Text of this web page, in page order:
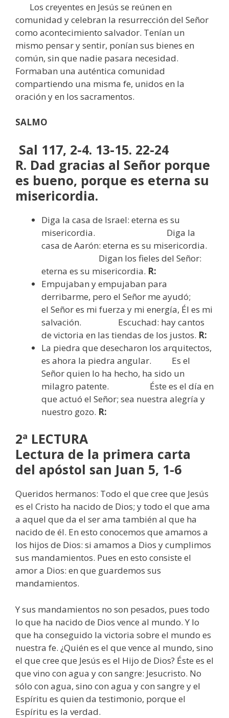
Los creyentes en Jesús se reúnen en
comunidad y celebran la resurrección del Señor
como acontecimiento salvador. Tenían un
mismo pensar y sentir, ponían sus bienes en
común, sin que nadie pasara necesidad.
Formaban una auténtica comunidad
compartiendo una misma fe, unidos en la
oración y en los sacramentos.
SALMO
Sal 117, 2-4. 13-15. 22-24
R. Dad gracias al Señor porque
es bueno, porque es eterna su
misericordia.
Diga la casa de Israel: eterna es su
misericordia. Diga la
casa de Aarón: eterna es su misericordia.
Digan los fieles del Señor:
eterna es su misericordia. R:
Empujaban y empujaban para
derribarme, pero el Señor me ayudó;
el Señor es mi fuerza y mi energía, Él es mi
salvación. Escuchad: hay cantos
de victoria en las tiendas de los justos. R:
La piedra que desecharon los arquitectos,
es ahora la piedra angular. Es el
Señor quien lo ha hecho, ha sido un
milagro patente. Éste es el día en
que actuó el Señor; sea nuestra alegría y
nuestro gozo. R:
2ª LECTURA
Lectura de la primera carta
del apóstol san Juan 5, 1-6
Queridos hermanos: Todo el que cree que Jesús
es el Cristo ha nacido de Dios; y todo el que ama
a aquel que da el ser ama también al que ha
nacido de él. En esto conocemos que amamos a
los hijos de Dios: si amamos a Dios y cumplimos
sus mandamientos. Pues en esto consiste el
amor a Dios: en que guardemos sus
mandamientos.
Y sus mandamientos no son pesados, pues todo
lo que ha nacido de Dios vence al mundo. Y lo
que ha conseguido la victoria sobre el mundo es
nuestra fe. ¿Quién es el que vence al mundo, sino
el que cree que Jesús es el Hijo de Dios? Éste es el
que vino con agua y con sangre: Jesucristo. No
sólo con agua, sino con agua y con sangre y el
Espíritu es quien da testimonio, porque el
Espíritu es la verdad.